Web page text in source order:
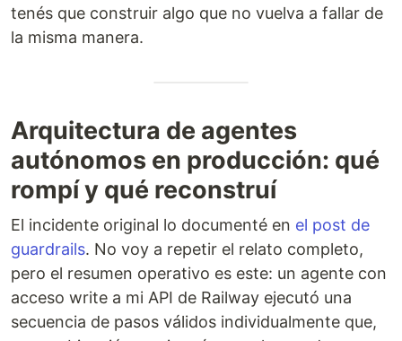
tenés que construir algo que no vuelva a fallar de
la misma manera.
Arquitectura de agentes
autónomos en producción: qué
rompí y qué reconstruí
El incidente original lo documenté en el post de
guardrails. No voy a repetir el relato completo,
pero el resumen operativo es este: un agente con
acceso write a mi API de Railway ejecutó una
secuencia de pasos válidos individualmente que,